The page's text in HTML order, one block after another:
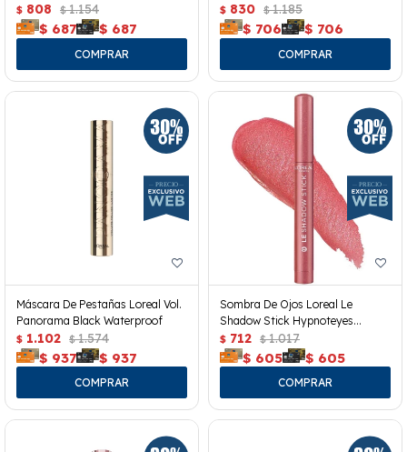
$ 808 $ 1.154
$ 687 $ 687
$ 830 $ 1.185
$ 706 $ 706
Máscara De Pestañas Loreal Vol.
Panorama Black Waterproof
$ 1.102 $ 1.574
$ 937 $ 937
Sombra De Ojos Loreal Le
Shadow Stick Hypnoteyes
Cloudy Rose 118
$ 712 $ 1.017
$ 605 $ 605